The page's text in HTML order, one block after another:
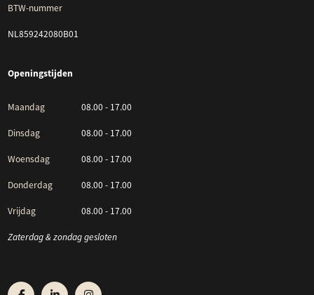
BTW-nummer
NL859242080B01
Openingstijden
Maandag 08.00 - 17.00
Dinsdag 08.00 - 17.00
Woensdag 08.00 - 17.00
Donderdag 08.00 - 17.00
Vrijdag 08.00 - 17.00
Zaterdag & zondag gesloten